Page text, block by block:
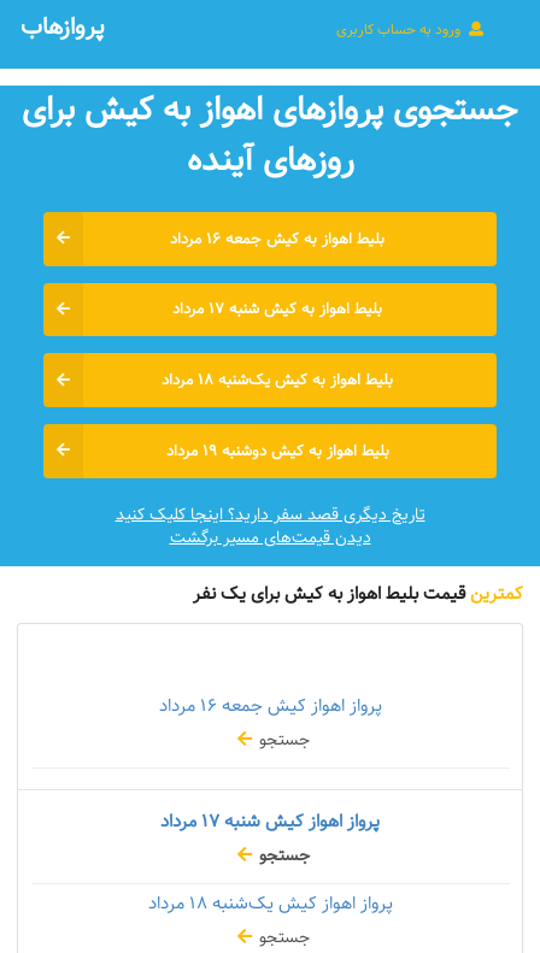
ورود به حساب کاربری پروازهاب
جستجوی پروازهای اهواز به کیش برای
روزهای آينده
بلیط اهواز به کیش جمعه ۱۶ مرداد
بلیط اهواز به کیش شنبه ۱۷ مرداد
بلیط اهواز به کیش یک‌شنبه ۱۸ مرداد
بلیط اهواز به کیش دوشنبه ۱۹ مرداد
تاریخ دیگری قصد سفر دارید؟ اینجا کلیک کنید
دیدن قیمت‌های مسیر برگشت
کمترینقیمت بلیط اهواز به کیش برای یک نفر
پرواز اهواز کیش جمعه
جستجو
پرواز اهواز کیش شنبه
جستجو
پرواز اهواز کیش یک‌شنبه۱۸ مرداد
جستجو